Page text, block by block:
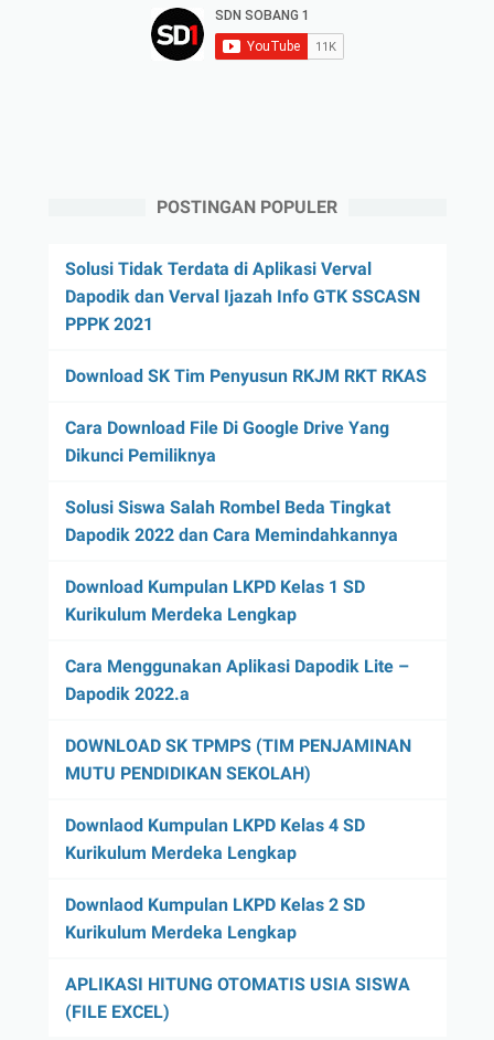
POSTINGAN POPULER
Solusi Tidak Terdata di Aplikasi Verval
Dapodik dan Verval Ijazah Info GTK SSCASN
PPPK 2021
Download SK Tim Penyusun RKJM RKT RKAS
Cara Download File Di Google Drive Yang
Dikunci Pemiliknya
Solusi Siswa Salah Rombel Beda Tingkat
Dapodik 2022 dan Cara Memindahkannya
Download Kumpulan LKPD Kelas 1 SD
Kurikulum Merdeka Lengkap
Cara Menggunakan Aplikasi Dapodik Lite –
Dapodik 2022.a
DOWNLOAD SK TPMPS (TIM PENJAMINAN
MUTU PENDIDIKAN SEKOLAH)
Downlaod Kumpulan LKPD Kelas 4 SD
Kurikulum Merdeka Lengkap
Downlaod Kumpulan LKPD Kelas 2 SD
Kurikulum Merdeka Lengkap
APLIKASI HITUNG OTOMATIS USIA SISWA
(FILE EXCEL)